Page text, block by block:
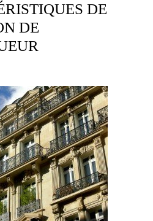
DE
DE